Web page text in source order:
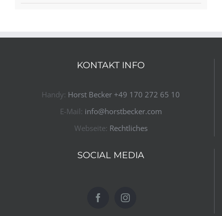
KONTAKT INFO
Handy: Horst Becker ​+49 170 272 65 10​
E-Mail: info@horstbecker.com
Webseite: Rechtliches
SOCIAL MEDIA